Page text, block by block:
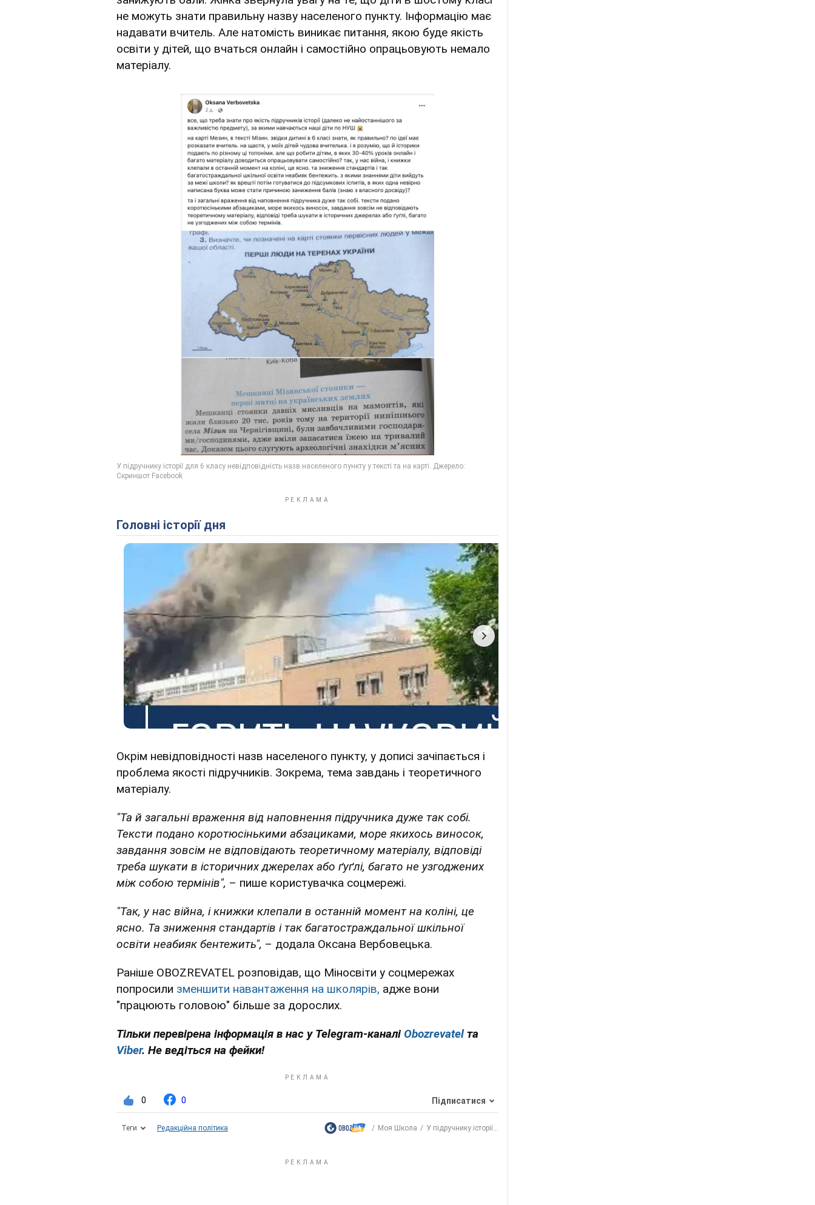
не можуть знати правильну назву населеного пункту. Інформацію має
надавати вчитель. Але натомість виникає питання, якою буде якість
освіти у дітей, що вчаться онлайн і самостійно опрацьовують немало
матеріалу.
Головні історії дня
Окрім невідповідності назв населеного пункту, у дописі зачіпається і
проблема якості підручників. Зокрема, тема завдань і теоретичного
матеріалу.
"Та й загальні враження від наповнення підручника дуже так собі.
Тексти подано коротюсінькими абзациками, море якихось виносок,
завдання зовсім не відповідають теоретичному матеріалу, відповіді
треба шукати в історичних джерелах або ґуґлі, багато не узгоджених
між собою термінів", – пише користувачка соцмережі.
"Так, у нас війна, і книжки клепали в останній момент на коліні, це
ясно. Та зниження стандартів і так багатостраждальної шкільної
освіти неабияк бентежить", – додала Оксана Вербовецька.
Раніше OBOZREVATEL розповідав, що Міносвіти у соцмережах
попросили зменшити навантаження на школярів, адже вони
"працюють головою" більше за дорослих.
Тільки перевірена інформація в нас у Telegram-каналі Obozrevatelта
Viber. Не ведіться на фейки!
0 0 Підписатися
Теги Редакційна політика Моя Школа У підручнику історії...